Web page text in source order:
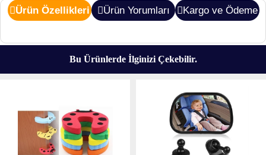
Ürün Özellikleri Ürün Yorumları Kargo ve Ödeme
Bu Ürünlerde İlginizi Çekebilir.